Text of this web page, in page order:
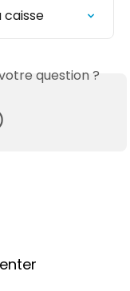
caisse
question ?